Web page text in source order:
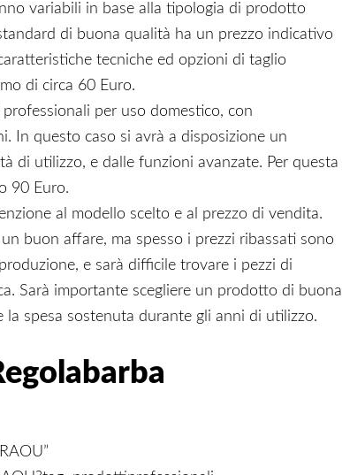
variabili in base alla tipologia di prodotto
di buona qualità ha un prezzo indicativo
tecniche ed opzioni di taglio
di circa 60 Euro.
per uso domestico, con
In questo caso si avrà a disposizione un
di utilizzo, e dalle funzioni avanzate. Per questa
90 Euro.
al modello scelto e al prezzo di vendita.
buon affare, ma spesso i prezzi ribassati sono
e sarà difficile trovare i pezzi di
Sarà importante scegliere un prodotto di buona
spesa sostenuta durante gli anni di utilizzo.